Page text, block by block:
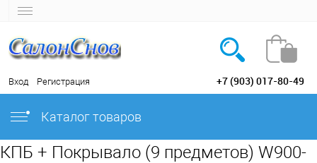
Вход Регистрация +7 (903) 017-80-49
Каталог товаров
КПБ + Покрывало (9 предметов) W900-